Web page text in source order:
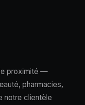
proximité —
pharmacies,
notre clientèle